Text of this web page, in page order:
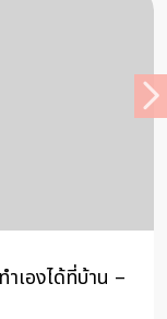
เองได้ที่บ้าน –